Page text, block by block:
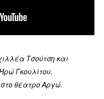
Τσούτση και
Γκουλίτου.
θέατρο Αργώ.